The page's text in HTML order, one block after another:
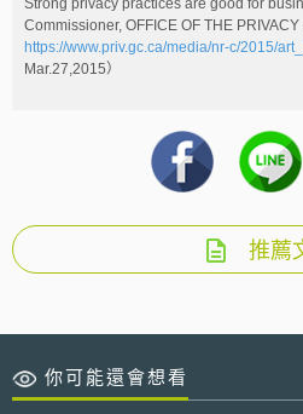
Strong privacy practices are good for
Commissioner, OFFICE OF THE
https://www.priv.gc.ca/media/nr-c/2015/
Mar.27,2015）
推薦
你可能還會想看